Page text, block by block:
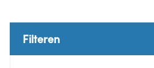
Filteren